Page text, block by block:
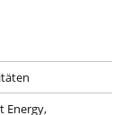
Energy